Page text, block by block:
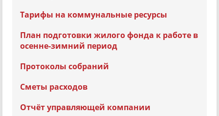
Тарифы на коммунальные ресурсы
План подготовки жилого фонда к работе в
осенне-зимний период
Протоколы собраний
Сметы расходов
Отчёт управляющей компании